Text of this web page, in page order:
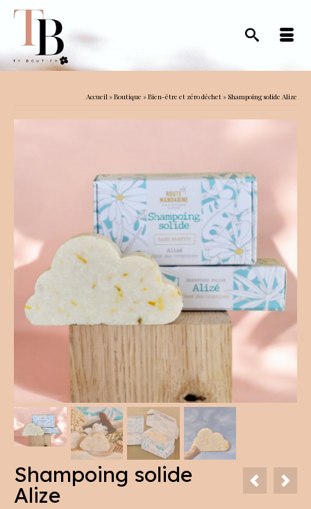
Accueil»Boutique »Bien-être et zéro déchet» Shampoing solide Alize
Shampoing solide
Alize